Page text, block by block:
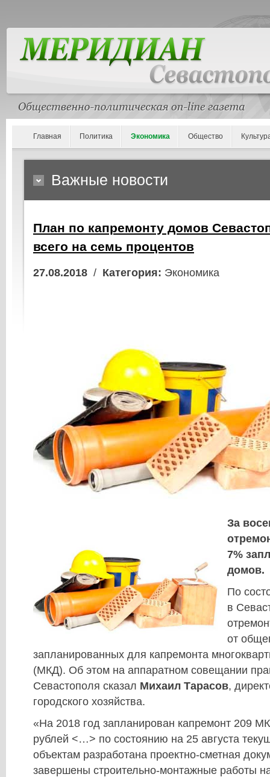
Главная Политика Экономика Общество
Важные новости
План по капремонту домов
всего на семь процентов
27.08.2018 / Категория: Экономика
За
7%
домов.
По
в
от
запланированных для капремонта
(МКД). Об этом на аппаратном совещании
Севастополя сказал Михаил Тарасов,
городского хозяйства.
«На 2018 год запланирован капремонт 209
рублей <…> по состоянию на 25 августа
объектам разработана проектно-сметная
завершены строительно-монтажные работы